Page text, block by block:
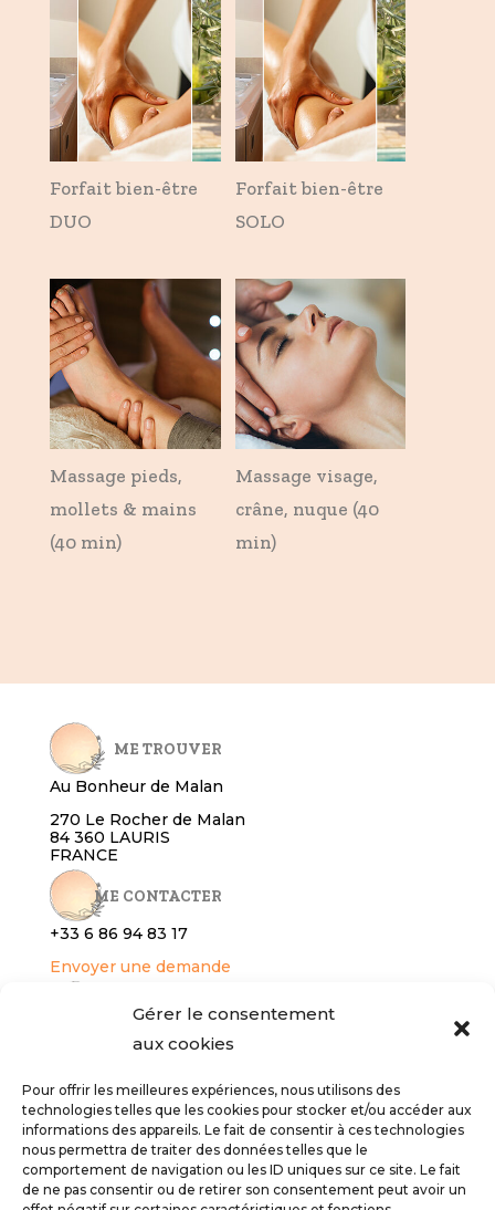
Gérer le consentement
aux cookies
Pour offrir les meilleures expériences, nous utilisons des
technologies telles que les cookies pour stocker et/ou accéder aux
informations des appareils. Le fait de consentir à ces technologies
nous permettra de traiter des données telles que le
comportement de navigation ou les ID uniques sur ce site. Le fait
de ne pas consentir ou de retirer son consentement peut avoir un
Forfait bien-être
DUO
Forfait bien-être
SOLO
Massage pieds,
mollets & mains
(40 min)
Massage visage,
crâne, nuque (40
min)
ME TROUVER
Au Bonheur de Malan
270 Le Rocher de Malan
84 360 LAURIS
FRANCE
ME CONTACTER
+33 6 86 94 83 17
Envoyer une demande
RÉSERVER
INFOS LÉGALES
Conditions générales de vente
Politique de confidentialité